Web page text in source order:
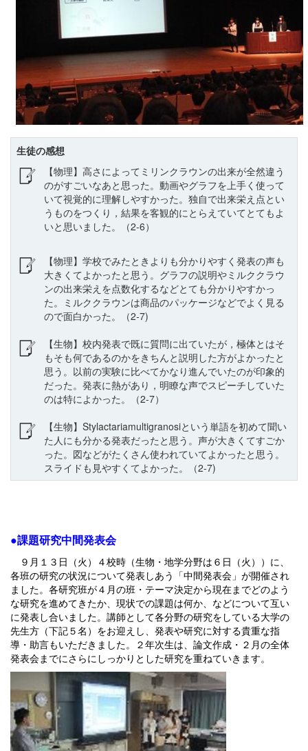
生徒の感想
【物理】高さによってミリンクラウンの出来が全然違う
のがすごいなあと思った。動画やグラフを上手く使って
いて視覚的に理解しやすかった。独自で出来栄え点とい
うものをつくり，結果を客観的にとらえていてとてもよ
いと思いました。（2-6）
【物理】学校でみたときよりも分かりやすく発表の声も
大きくてよかったと思う。グラフの説明やミルククラウ
ンの出来栄えを点数化するなどとても分かりやすかっ
た。ミルククラウンは商品のパッケージなどでよく見る
ので面白かった。（2-7)
【生物】校内発表で既に質問に出ていたが，極体とはそ
もそも何であるのかをきちんと説明した方がよかったと
思う。以前の実験に比べてかなり進んでいたのが印象的
だった。発表に熱があり，明瞭な声でスピーチしていた
のは特によかった。（2-7）
【生物】Stylactariamultigranosiという単語を初めて聞い
た人にも分かる発表だったと思う。声が大きくてすごか
った。図などがたくさん使われていてよかったと思う。
スライドも見やすくてよかった。（2-7)
●課題研究中間発表会
９月１３日（火）４校時（生物・地学分野は６日（火））に、
各班の研究の状況について発表しあう「中間発表会」が開催され
ました。各研究班が４月の班・テーマ決定から現在までどのよう
な研究を進めてきたか、現状での課題は何か、などについて互い
に発表し合いました。講師として各分野の研究をしている大学の
先生方（下記５名）をお迎えし、発表や研究に対する貴重な指
導・助言もいただきました。２年次生は、論文作成・２月の全体
発表会までにさらにしっかりとした研究を重ねていきます。